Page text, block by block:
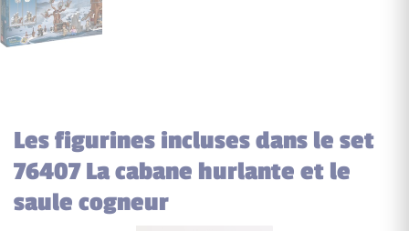
Les figurines incluses dans le set
76407 La cabane hurlante et le
saule cogneur